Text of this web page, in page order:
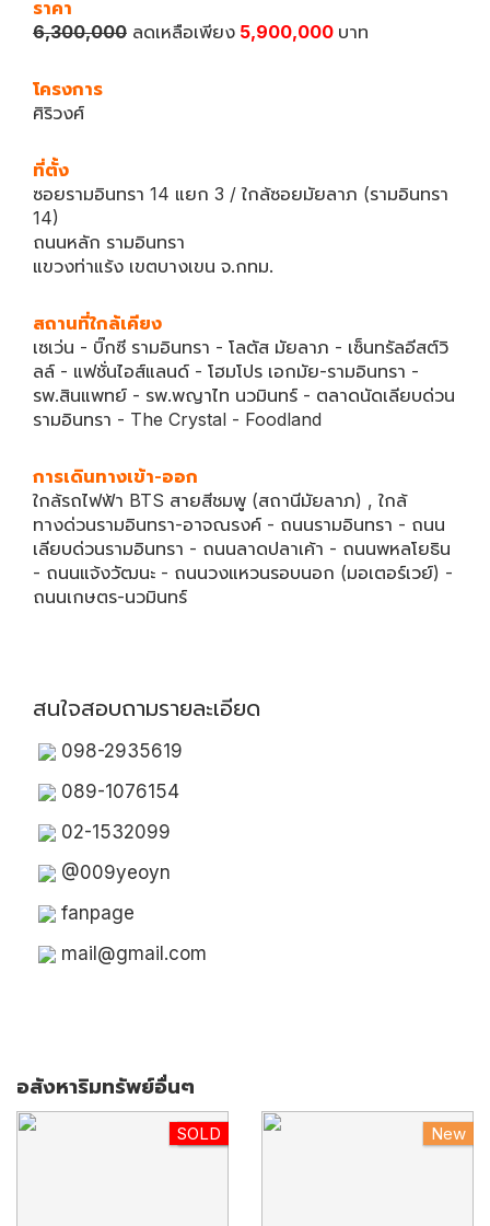
ราคา
6,300,000 ลดเหลือเพียง 5,900,000 บาท
โครงการ
ศิริวงศ์
ที่ตั้ง
ซอยรามอินทรา 14 แยก 3 / ใกล้ซอยมัยลาภ (รามอินทรา
14)
ถนนหลัก รามอินทรา
แขวงท่าแร้ง เขตบางเขน จ.กทม.
สถานที่ใกล้เคียง
เซเว่น - บิ๊กซี รามอินทรา - โลตัส มัยลาภ - เซ็นทรัลอีสต์วิ
ลล์ - แฟชั่นไอส์แลนด์ - โฮมโปร เอกมัย-รามอินทรา -
รพ.สินแพทย์ - รพ.พญาไท นวมินทร์ - ตลาดนัดเลียบด่วน
รามอินทรา - The Crystal - Foodland
การเดินทางเข้า-ออก
ใกล้รถไฟฟ้า BTS สายสีชมพู (สถานีมัยลาภ) , ใกล้
ทางด่วนรามอินทรา-อาจณรงค์ - ถนนรามอินทรา - ถนน
เลียบด่วนรามอินทรา - ถนนลาดปลาเค้า - ถนนพหลโยธิน
- ถนนแจ้งวัฒนะ - ถนนวงแหวนรอบนอก (มอเตอร์เวย์) -
ถนนเกษตร-นวมินทร์
สนใจสอบถามรายละเอียด
098-2935619
089-1076154
02-1532099
@009yeoyn
fanpage
mail@gmail.com
อสังหาริมทรัพย์อื่นๆ
New
SOLD New